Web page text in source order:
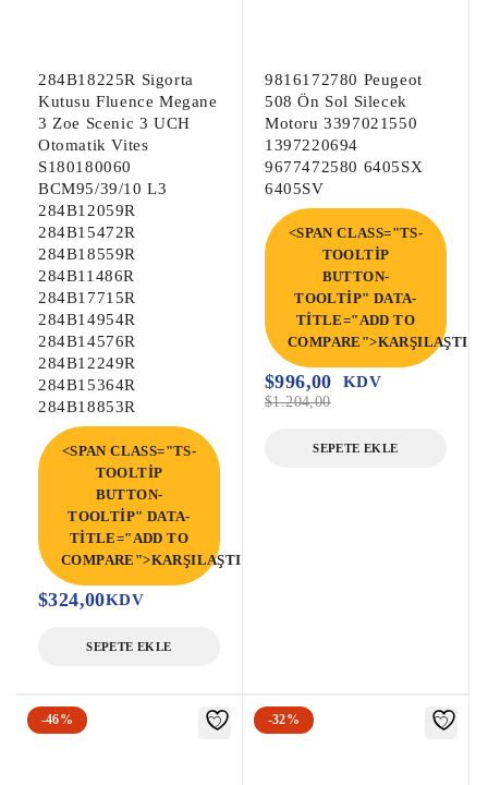
284B18225R Sigorta
Kutusu Fluence Megane
3 Zoe Scenic 3 UCH
Otomatik Vites
S180180060
BCM95/39/10 L3
284B12059R
284B15472R
284B18559R
284B11486R
284B17715R
284B14954R
284B14576R
284B12249R
284B15364R
284B18853R
<SPAN CLASS="TS-
TOOLTIP
BUTTON-
TOOLTIP" DATA-
TITLE="ADD TO
COMPARE">KARŞILAŞTIR</SPAN>
$324,00KDV
SEPETE EKLE
9816172780 Peugeot
508 Ön Sol Silecek
Motoru 3397021550
1397220694
9677472580 6405SX
6405SV
<SPAN CLASS="TS-
TOOLTIP
BUTTON-
TOOLTIP" DATA-
TITLE="ADD TO
$1.204,00
$996,00 KDV
SEPETE EKLE
-46% -32%